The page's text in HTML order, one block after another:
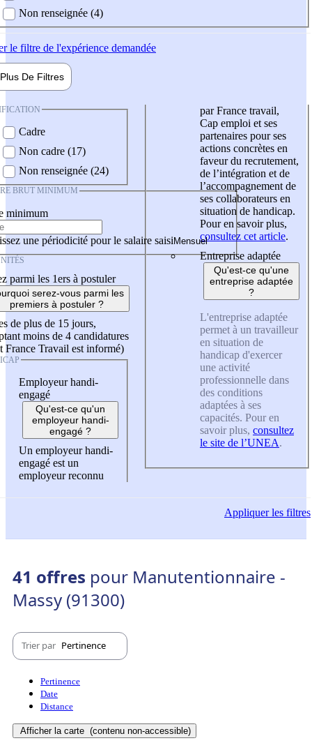
Non renseignée (4)
le filtre de l'expérience demandée
Plus De Filtres
Cadre
Non cadre (17)
Non renseignée (24)
BRUT MINIMUM
minimum
une périodicité pour le salaire saisi
parmi les 1ers à postuler
serez-vous parmi les
premiers à postuler ?
de plus de 15 jours,
moins de 4 candidatures
France Travail est informé)
Employeur handi-
engagé
Qu'est-ce qu'un
employeur handi-
engagé ?
Un employeur handi-
engagé est un
employeur reconnu
par France travail,
Cap emploi et ses
partenaires pour ses
actions concrètes en
faveur du recrutement,
de l’intégration et de
l’accompagnement de
ses collaborateurs en
situation de handicap.
Pour en savoir plus,
consultez cet article.
Entreprise adaptée
Qu'est-ce qu'une
entreprise adaptée
?
L'entreprise adaptée
permet à un travailleur
en situation de
handicap d'exercer
une activité
professionnelle dans
des conditions
adaptées à ses
capacités. Pour en
savoir plus, consultez
le site de l’UNEA.
Appliquerles filtres
41 offres pour Manutentionnaire -
Massy (91300)
Trier par Pertinence
Pertinence
Date
Distance
Afficher la carte (contenu non-accessible)